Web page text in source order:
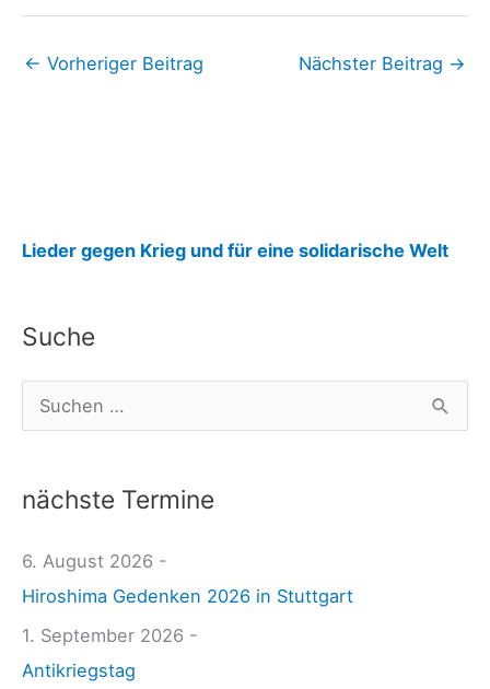
← Vorheriger Beitrag Nächster Beitrag →
Lieder gegen Krieg und für eine solidarische Welt:
e
Suche
u
h
n
n
a
c
nächste Termine
6. August 2026 -
Hiroshima Gedenken 2026 in Stuttgart
1. September 2026 -
Antikriegstag